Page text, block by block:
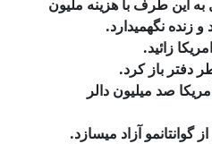
این طرف با هزینه ملیون
و زنده نگهمیدارد.
زائید.
دفتر باز کرد.
صد میلیون دالر
گوانتانمو آزاد میسازد.